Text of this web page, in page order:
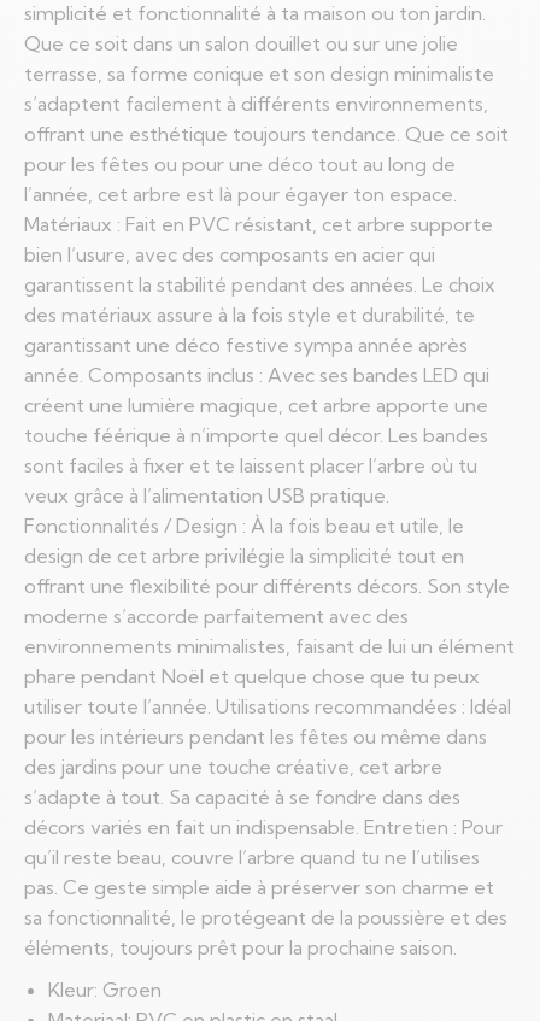
simplicité et fonctionnalité à ta maison ou ton jardin.
Que ce soit dans un salon douillet ou sur une jolie
terrasse, sa forme conique et son design minimaliste
s’adaptent facilement à différents environnements,
offrant une esthétique toujours tendance. Que ce soit
pour les fêtes ou pour une déco tout au long de
l’année, cet arbre est là pour égayer ton espace.
Matériaux : Fait en PVC résistant, cet arbre supporte
bien l’usure, avec des composants en acier qui
garantissent la stabilité pendant des années. Le choix
des matériaux assure à la fois style et durabilité, te
garantissant une déco festive sympa année après
année. Composants inclus : Avec ses bandes LED qui
créent une lumière magique, cet arbre apporte une
touche féérique à n’importe quel décor. Les bandes
sont faciles à fixer et te laissent placer l’arbre où tu
veux grâce à l’alimentation USB pratique.
Fonctionnalités / Design : À la fois beau et utile, le
design de cet arbre privilégie la simplicité tout en
offrant une flexibilité pour différents décors. Son style
moderne s’accorde parfaitement avec des
environnements minimalistes, faisant de lui un élément
phare pendant Noël et quelque chose que tu peux
utiliser toute l’année. Utilisations recommandées : Idéal
pour les intérieurs pendant les fêtes ou même dans
des jardins pour une touche créative, cet arbre
s’adapte à tout. Sa capacité à se fondre dans des
décors variés en fait un indispensable. Entretien : Pour
qu’il reste beau, couvre l’arbre quand tu ne l’utilises
pas. Ce geste simple aide à préserver son charme et
sa fonctionnalité, le protégeant de la poussière et des
éléments, toujours prêt pour la prochaine saison.
Kleur: Groen